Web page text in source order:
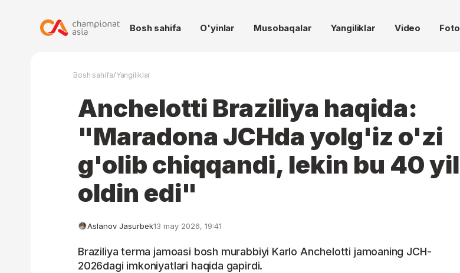
Bosh sahifa O'yinlar Musobaqalar Yangiliklar Video Foto
Bosh sahifa/Yangiliklar
Anchelotti Braziliya haqida:
"Maradona JCHda yolg'iz o'zi
g'olib chiqqandi, lekin bu 40 yil
oldin edi"
Aslanov Jasurbek13 may 2026, 19:41
Braziliya terma jamoasi bosh murabbiyi Karlo Anchelotti jamoaning JCH-
2026dagi imkoniyatlari haqida gapirdi.